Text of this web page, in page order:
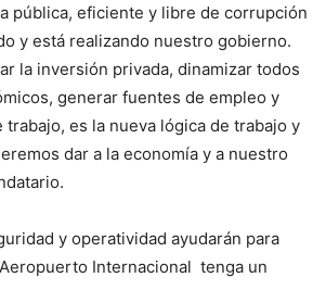
pública, eficiente y libre de corrupción
y está realizando nuestro gobierno.
la inversión privada, dinamizar todos
generar fuentes de empleo y
es la nueva lógica de trabajo y
dar a la economía y a nuestro
y operatividad ayudarán para
Internacional tenga un